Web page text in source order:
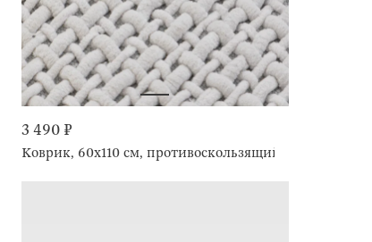
3 490 ₽
Коврик, 60х110 см, противоскользящий, Решетка, Cosy